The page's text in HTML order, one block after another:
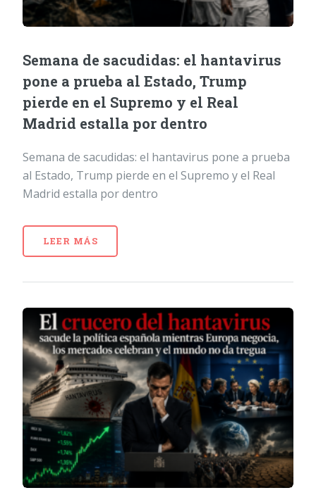
Semana de sacudidas: el hantavirus
pone a prueba al Estado, Trump
pierde en el Supremo y el Real
Madrid estalla por dentro
Semana de sacudidas: el hantavirus pone a prueba
al Estado, Trump pierde en el Supremo y el Real
Madrid estalla por dentro
LEER MÁS